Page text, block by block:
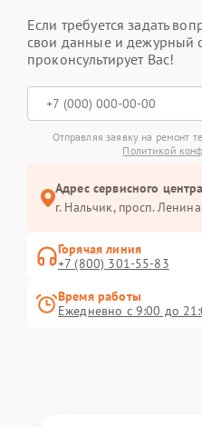
Если требуется задать
свои данные и дежурный
проконсультирует Вас!
Отправляя заявку на ремонт
Политикой
Адрес сервисного
г. Нальчик, просп.
Горячая линия
+7 (800) 301-55-83
Время работы
Ежедневно с 9:00 до